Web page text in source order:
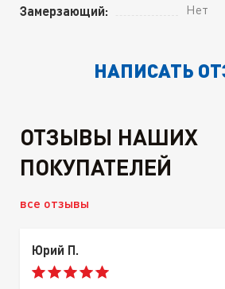
Замерзающий: Нет
НАПИСАТЬ
ОТЗЫВЫ НАШИХ
ПОКУПАТЕЛЕЙ
все отзывы
Юрий П.